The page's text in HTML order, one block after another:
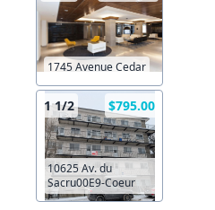
1745 Avenue Cedar
1 1/2 $795.00
10625 Av. du
Sacru00E9-Coeur